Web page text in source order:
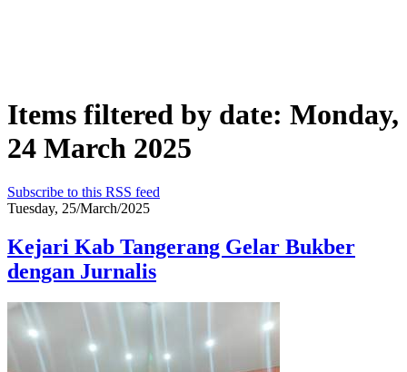
Items filtered by date: Monday,
24 March 2025
Subscribe to this RSS feed
Tuesday, 25/March/2025
Kejari Kab Tangerang Gelar Bukber
dengan Jurnalis